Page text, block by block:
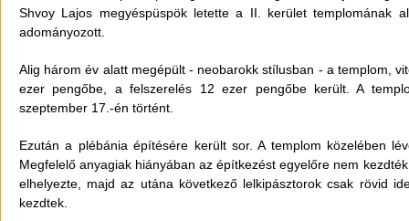
Shvoy Lajos megyéspüspök letette a II. kerület templomának
adományozott.
Alig három év alatt megépült - neobarokk stílusban - a templom,
ezer pengőbe, a felszerelés 12 ezer pengőbe került. A
szeptember 17.-én történt.
Ezután a plébánia építésére került sor. A templom közelében
Megfelelő anyagiak hiányában az építkezést egyelőre nem
elhelyezte, majd az utána következő lelkipásztorok csak rövid
kezdtek.